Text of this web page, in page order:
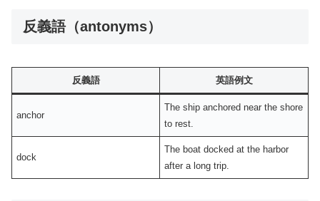
反義語（antonyms）
反義語 英語例文
anchor
The ship anchored near the shore
to rest.
dock
The boat docked at the harbor
after a long trip.